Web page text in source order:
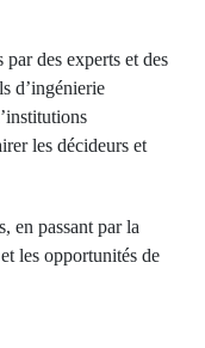
des experts et des
d’ingénierie
les décideurs et
en passant par la
les opportunités de